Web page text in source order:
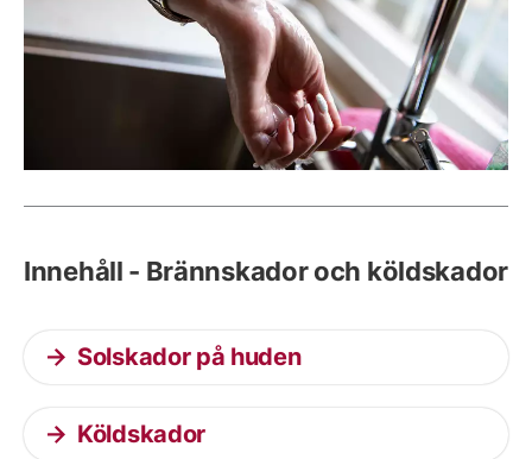
Innehåll - Brännskador och köldskador
Solskador på huden
Köldskador